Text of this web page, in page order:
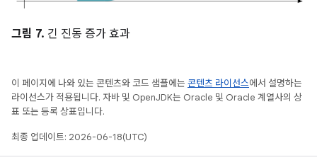
그림 7. 긴 진동 증가 효과
이 페이지에 나와 있는 콘텐츠와 코드 샘플에는 콘텐츠 라이선스에서 설명하는
라이선스가 적용됩니다. 자바 및 OpenJDK는 Oracle 및 Oracle 계열사의 상
표 또는 등록 상표입니다.
최종 업데이트: 2026-06-18(UTC)